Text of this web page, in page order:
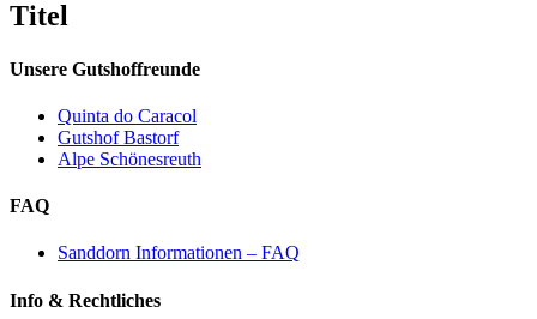
view
Titel
Unsere Gutshoffreunde
Quinta do Caracol
Gutshof Bastorf
Alpe Schönesreuth
FAQ
Sanddorn Informationen – FAQ
Info & Rechtliches